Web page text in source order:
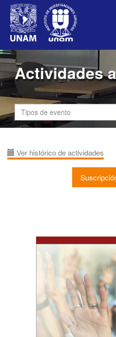
Actividades
Tipos de evento
Ver histórico de actividades